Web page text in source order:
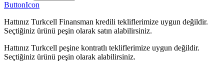
ButtonIcon
Hattınız Turkcell Finansman kredili tekliflerimize uygun değildir.
Seçtiğiniz ürünü peşin olarak satın alabilirsiniz.
Hattınız Turkcell peşine kontratlı tekliflerimize uygun değildir.
Seçtiğiniz ürünü peşin olarak alabilirsiniz.